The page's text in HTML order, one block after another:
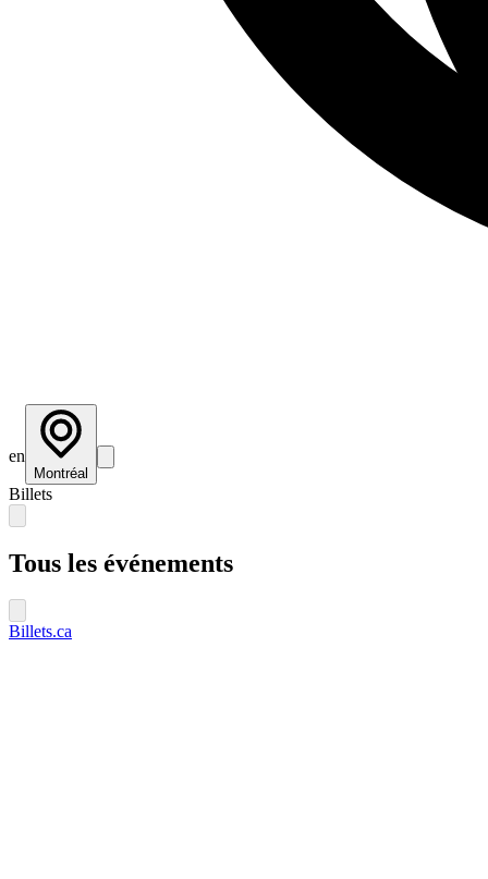
en
Montréal
Billets
Tous les événements
Billets.ca